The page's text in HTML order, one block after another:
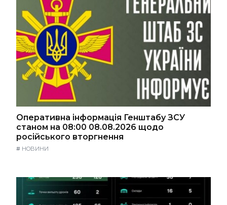
Оперативна інформація Генштабу ЗСУ
станом на 08:00 08.08.2026 щодо
російського вторгнення
# НОВИНИ